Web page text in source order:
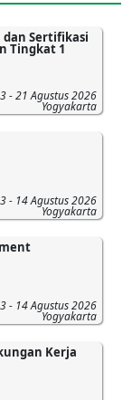
dan Sertifikasi
Tingkat 1
- 21 Agustus 2026
Yogyakarta
- 14 Agustus 2026
Yogyakarta
- 14 Agustus 2026
Yogyakarta
Kerja